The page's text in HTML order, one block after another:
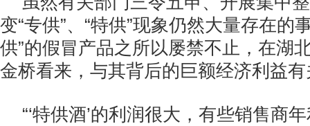
变“专供”、“特供”现象仍然大量存在的
供”的假冒产品之所以屡禁不止，在湖
金桥看来，与其背后的巨额经济利益
“‘特供酒’的利润很大，有些销售商